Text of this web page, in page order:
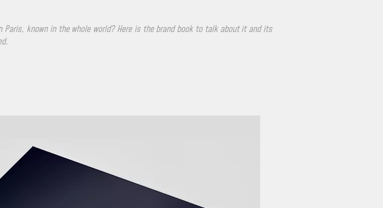
Paris, known in the whole world? Here is the brand book to talk about it and its